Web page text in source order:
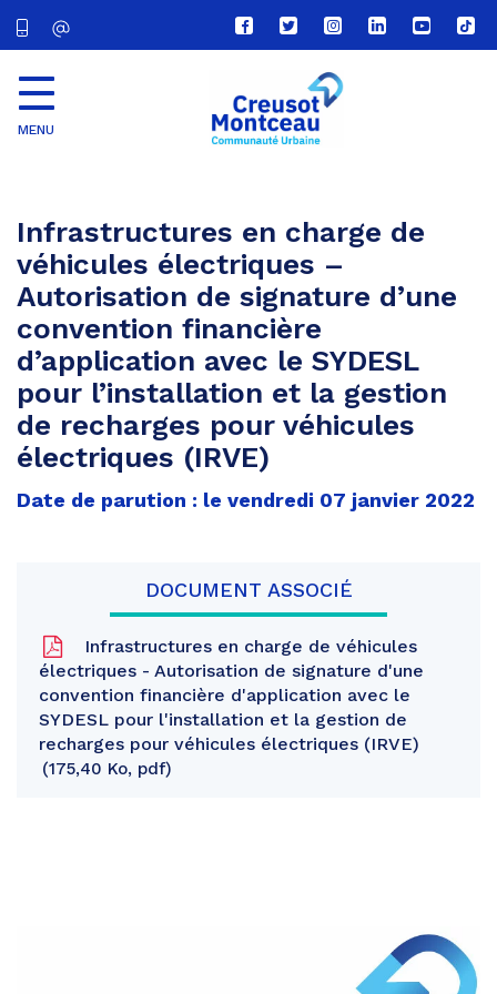
Lien
vers
compte
Facebook
Lien
vers
compte
Twitter
Lien
vers
le
compte
Lien
vers
Lien
vers
Lien
vers
MENU
Infrastructures en charge de
véhicules électriques –
Autorisation de signature d’une
convention financière
d’application avec le SYDESL
pour l’installation et la gestion
de recharges pour véhicules
électriques (IRVE)
Date de parution : le vendredi 07 janvier 2022
DOCUMENT ASSOCIÉ
Infrastructures en charge de véhicules
électriques - Autorisation de signature d'une
convention financière d'application avec le
SYDESL pour l'installation et la gestion de
recharges pour véhicules électriques (IRVE)
175,40 Ko, pdf